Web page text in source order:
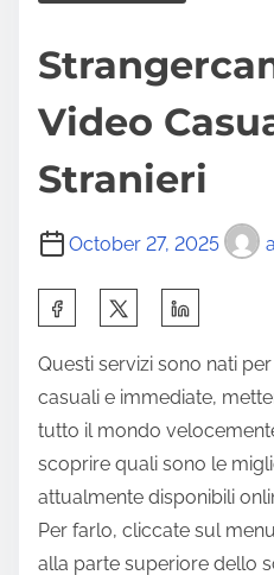
Video
Stranieri
October 27, 2025
Questi servizi sono nati
casuali e immediate,
tutto il mondo
scoprire quali sono le
attualmente disponibili
Per farlo, cliccate sul
alla parte superiore dello